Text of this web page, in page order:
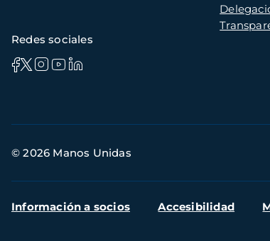
Redes sociales
de
© 2026 Manos Unidas
Menú
Información a socios Accesibilidad